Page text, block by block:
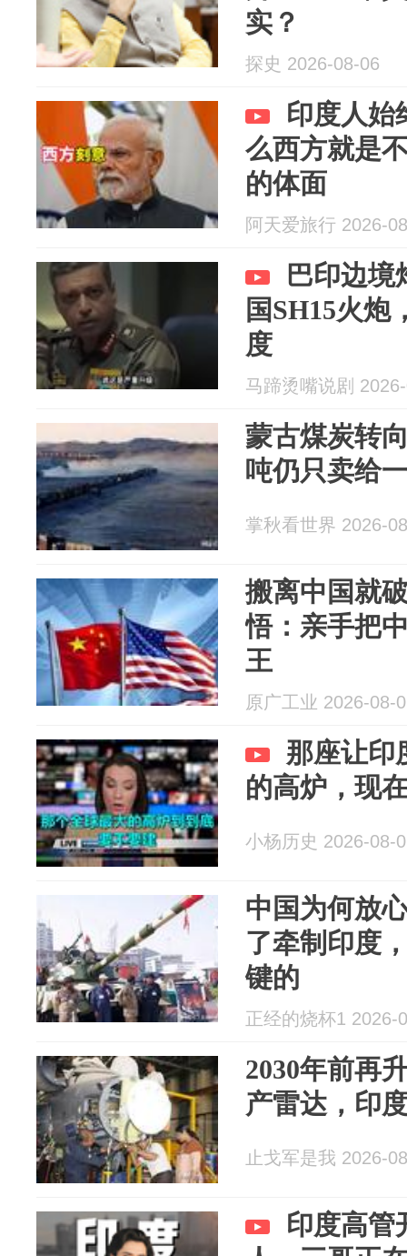
实？
探史 2026-08-06
印度人始
么西方就是
的体面
阿天爱旅行 2026-
巴印边境
国SH15火炮
度
马蹄烫嘴说剧
蒙古煤炭转
吨仍只卖给
掌秋看世界 2026-
搬离中国就
悟：亲手把
王
原广工业 2026-08-
那座让印
的高炉，现
小杨历史 2026-08-
中国为何放
了牵制印度
键的
正经的烧杯1 2026-
2030年前再
产雷达，印
止戈军是我 2026-
印度高管